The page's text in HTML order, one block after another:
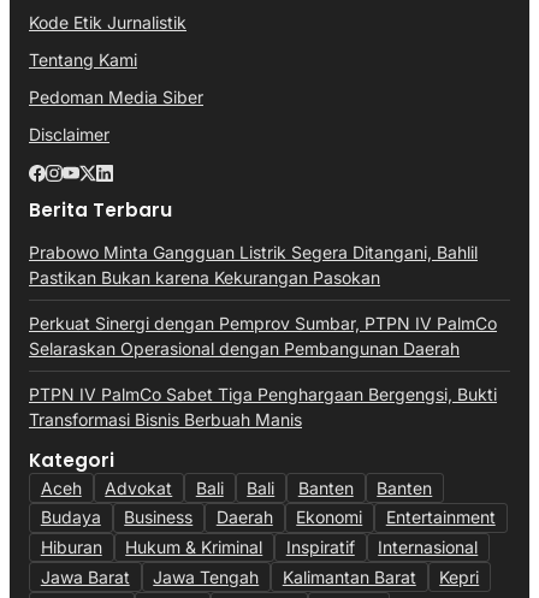
Kode Etik Jurnalistik
Tentang Kami
Pedoman Media Siber
Disclaimer
Berita Terbaru
Prabowo Minta Gangguan Listrik Segera Ditangani, Bahlil
Pastikan Bukan karena Kekurangan Pasokan
Perkuat Sinergi dengan Pemprov Sumbar, PTPN IV PalmCo
Selaraskan Operasional dengan Pembangunan Daerah
PTPN IV PalmCo Sabet Tiga Penghargaan Bergengsi, Bukti
Transformasi Bisnis Berbuah Manis
Kategori
Aceh Advokat Bali Bali Banten
Banten
Budaya
Business Daerah Ekonomi
Entertainment
Hiburan
Hukum & Kriminal Inspiratif
Internasional
Jawa Barat
Jawa Tengah Kalimantan Barat
Kepri